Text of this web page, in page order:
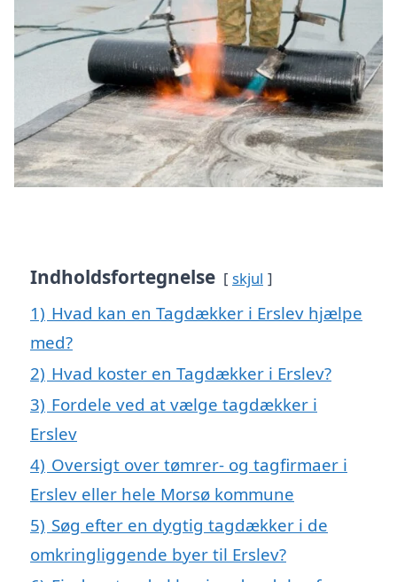
Indholdsfortegnelse skjul
1) Hvad kan en Tagdækker i Erslev hjælpe
med?
2) Hvad koster en Tagdækker i Erslev?
3) Fordele ved at vælge tagdækker i
Erslev
4) Oversigt over tømrer- og tagfirmaer i
Erslev eller hele Morsø kommune
5) Søg efter en dygtig tagdækker i de
omkringliggende byer til Erslev?